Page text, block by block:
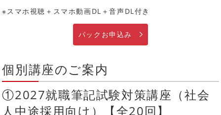
※スマホ視聴＋スマホ動画DL＋音声DL付き
パックお申込み
個別講座のご案内
①2027就職筆記試験対策講座（社会
人中途採用向け）【全20回】